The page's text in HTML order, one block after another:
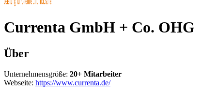
Currenta GmbH + Co. OHG
Über
Unternehmensgröße: 20+ Mitarbeiter
Webseite: https://www.currenta.de/